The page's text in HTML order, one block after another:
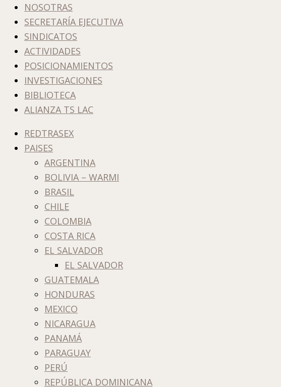
NOSOTRAS
SECRETARÍA EJECUTIVA
SINDICATOS
ACTIVIDADES
POSICIONAMIENTOS
INVESTIGACIONES
BIBLIOTECA
ALIANZA TS LAC
REDTRASEX
PAISES
ARGENTINA
BOLIVIA – WARMI
BRASIL
CHILE
COLOMBIA
COSTA RICA
EL SALVADOR
EL SALVADOR
GUATEMALA
HONDURAS
MEXICO
NICARAGUA
PANAMÁ
PARAGUAY
PERÚ
REPÚBLICA DOMINICANA